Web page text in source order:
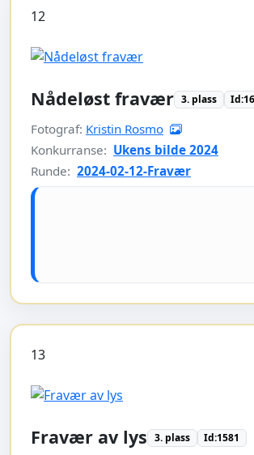
12
Nådeløst fravær 3. plass
Fotograf: Kristin Rosmo
Konkurranse: Ukens bilde 2024
Runde: 2024-02-12-Fravær
13
Fravær av lys 3. plass Id:1581